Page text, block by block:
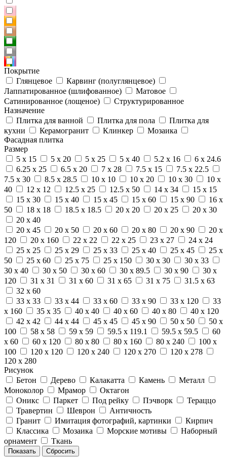
Покрытие
Глянцевое
Карвинг (полуглянцевое)
Лаппатированное (шлифованное)
Матовое
Сатинированное (лощеное)
Структурированное
Назначение
Плитка для ванной
Плитка для пола
Плитка для
кухни
Керамогранит Клинкер
Мозаика
Фасадная плитка
Размер
5 x 15
5 x 20 5 x 25 5 x 40 5.2 x 16
6 x 24.6
6.25 x 25
6.5 x 20 7 x 28 7.5 x 15
7.5 x 22.5
7.5 x 30
8.5 x 28.5 10 x 10 10 x 20 10 x 30
10 x
40
12 x 12 12.5 x 25 12.5 x 50 14 x 34
15 x 15
15 x 30
15 x 40 15 x 45 15 x 60 15 x 90
16 x
50
18 x 18 18.5 x 18.5 20 x 20 20 x 25
20 x 30
20 x 40
20 x 45
20 x 50 20 x 60 20 x 80 20 x 90
20 x
120
20 x 160 22 x 22 22 x 25 23 x 27
24 x 24
25 x 25
25 x 29 25 x 33 25 x 40 25 x 45
25 x
50
25 x 60 25 x 75 25 x 150 30 x 30
30 x 33
30 x 40
30 x 50 30 x 60 30 x 89.5 30 x 90
30 x
120
31 x 31 31 x 60 31 x 65 31 x 75
31.5 x 63
32 x 60
33 x 33
33 x 44 33 x 60 33 x 90 33 x 120
33
x 160
35 x 35 40 x 40 40 x 60 40 x 80
40 x 120
42 x 42
44 x 44 45 x 45 45 x 90 50 x 50
50 x
100
58 x 58 59 x 59 59.5 x 119.1 59.5 x 59.5
60
x 60
60 x 120 80 x 80 80 x 160 80 x 240
100 x
100
120 x 120 120 x 240 120 x 270
120 x 278
120 x 280
Рисунок
Бетон
Дерево Калакатта Камень
Металл
Моноколор
Мрамор
Октагон
Оникс
Паркет Под рейку Пэчворк
Тераццо
Травертин
Шеврон
Античность
Гранит
Имитация фотографий, картинки
Кирпич
Классика
Мозаика Морские мотивы
Наборный
орнамент
Ткань